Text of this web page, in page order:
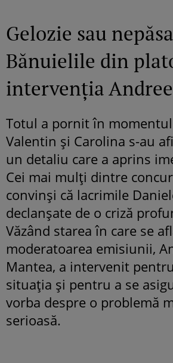
Gelozie sau
Bănuielile din
intervenția
Totul a pornit în
Valentin și Carolina s-au
un detaliu care a aprins
Cei mai mulți dintre
convinși că lacrimile
declanșate de o criză
Văzând starea în care se
moderatoarea emisiunii,
Mantea, a intervenit
situația și pentru a se
vorba despre o problemă
serioasă.